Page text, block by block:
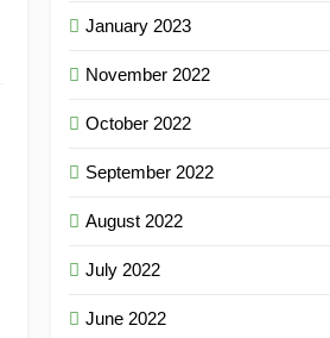
January 2023
November 2022
October 2022
September 2022
August 2022
July 2022
June 2022